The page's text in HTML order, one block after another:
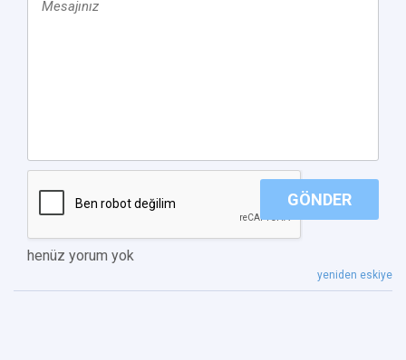
GÖNDER
henüz yorum yok
yeniden eskiye